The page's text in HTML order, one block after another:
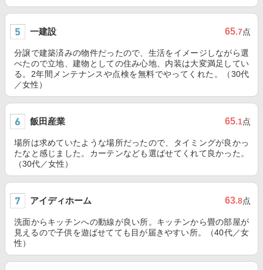
一建設 65.7点
分譲で建築済みの物件だったので、生活をイメージしながら選
べたので立地、建物としての住み心地、内装は大変満足してい
る。2年間メンテナンスや点検を無料でやってくれた。（30代
／女性）
飯田産業 65.1点
場所は求めていたような場所だったので、タイミングが良かっ
たなと感じました。カーテンなども選ばせてくれて良かった。
（30代／女性）
アイディホーム 63.8点
洗面からキッチンへの動線が良い所。キッチンから畳の部屋が
見えるので子供を遊ばせてても目が届きやすい所。（40代／女
性）